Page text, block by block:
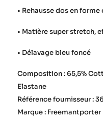
• Rehausse dos en
• Matière super stretch,
• Délavage bleu foncé
Composition : 65,5%
Elastane
Référence fournisseur :
Marque : Freemantporter